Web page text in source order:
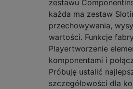
zestawu
każda ma zestaw
przechowywania,
wartości. Funkcje
Playertworzenie
komponentami i
Próbuję ustalić
szczegółowości dla